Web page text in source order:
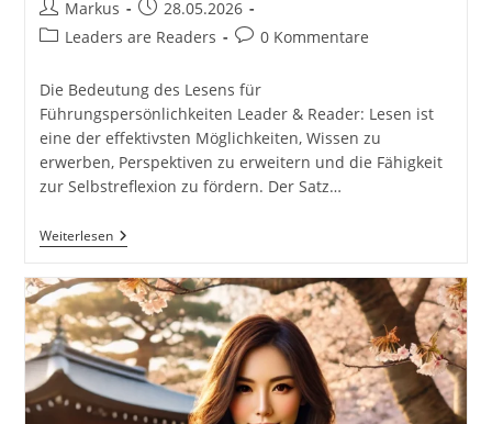
Beitrags-
Autor:
Markus
Beitrag
veröffentlicht:
28.05.2026
Beitrags-
Leaders are Readers
Beitrags-
0 Kommentare
Die Bedeutung des Lesens für
Führungspersönlichkeiten Leader & Reader: Lesen ist
eine der effektivsten Möglichkeiten, Wissen zu
erwerben, Perspektiven zu erweitern und die Fähigkeit
zur Selbstreflexion zu fördern. Der Satz…
WeiterlesenNot
All
Are
Leaders,
But
All
Leaders
Are
Readers.
Nicht